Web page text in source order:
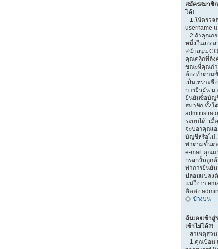
สมัครสมาชิ
ได้!
1.ให้ตรวจ
username
2.ถ้าคุณกร
หนึ่งในสองส
สนับสนุน
คุณคลิกที่ลิง
ขณะที่คุณกำ
ต้องทำตาม
เป็นเพราะ
การยืนยัน บ
ยืนยันชื่อบัญ
สมาชิก ทั้งโ
ระบบได้. เ
จะบอกคุณเ
บัญชีหรือไม่.
ทำตามขั้นต
e-mail คุณแ
กรอกนั้นถูกต้
ทำการยืนยั
ปลอมแปลง
แน่ใจว่า
ติดต่อ
ข้างบน
ฉันเคยเข้า
เข้าไม่ได้?!
สาเหตุส่ว
1.คุณป้อน